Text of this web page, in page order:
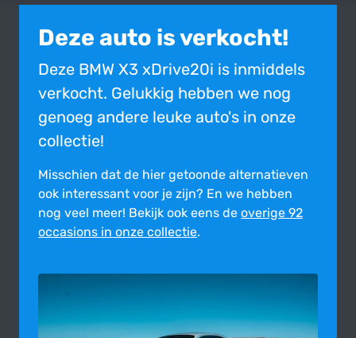
Deze auto is verkocht!
Deze BMW X3 xDrive20i is inmiddels
verkocht. Gelukkig hebben we nog
genoeg andere leuke auto's in onze
collectie!
Misschien dat de hier getoonde alter­na­tie­ven
ook inte­res­sant voor je zijn? En we hebben
nog veel meer! Bekijk ook eens de overige 92
occasions in onze collectie.